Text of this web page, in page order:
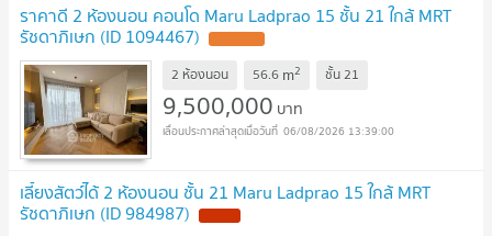
ราคาดี 2 ห้องนอน คอนโด Maru Ladprao 15 ชั้น 21 ใกล้ MRT
รัชดาภิเษก (ID 1094467)
2 ห้องนอน 56.6 m2 ชั้น21
9,500,000 บาท
06/08/2026 13:39:00
เลี้ยงสัตว์ได้ 2 ห้องนอน ชั้น 21 Maru Ladprao 15 ใกล้ MRT
รัชดาภิเษก (ID 984987)